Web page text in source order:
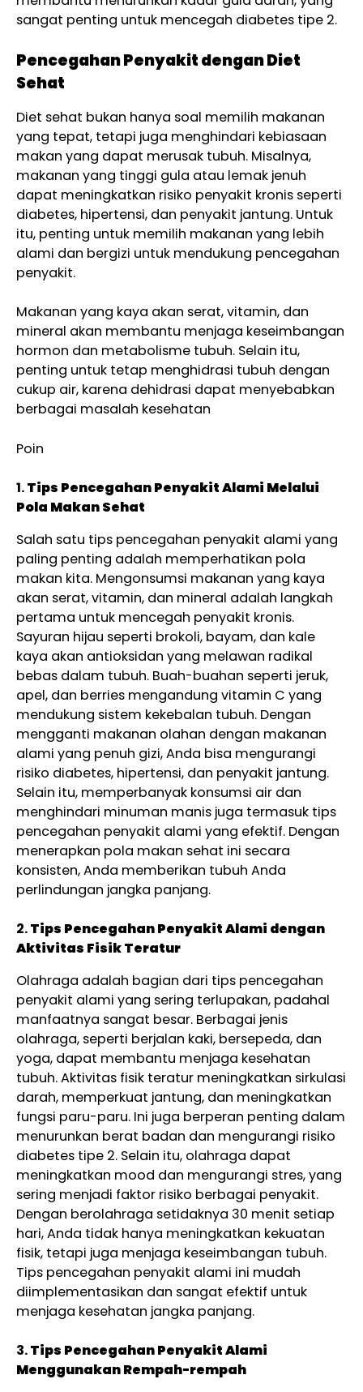
sangat penting untuk mencegah diabetes tipe 2.
Pencegahan Penyakit dengan Diet
Sehat
Diet sehat bukan hanya soal memilih makanan
yang tepat, tetapi juga menghindari kebiasaan
makan yang dapat merusak tubuh. Misalnya,
makanan yang tinggi gula atau lemak jenuh
dapat meningkatkan risiko penyakit kronis seperti
diabetes, hipertensi, dan penyakit jantung. Untuk
itu, penting untuk memilih makanan yang lebih
alami dan bergizi untuk mendukung pencegahan
penyakit.
Makanan yang kaya akan serat, vitamin, dan
mineral akan membantu menjaga keseimbangan
hormon dan metabolisme tubuh. Selain itu,
penting untuk tetap menghidrasi tubuh dengan
cukup air, karena dehidrasi dapat menyebabkan
berbagai masalah kesehatan
Poin
1.Tips Pencegahan Penyakit Alami Melalui
Pola Makan Sehat
Salah satu tips pencegahan penyakit alami yang
paling penting adalah memperhatikan pola
makan kita. Mengonsumsi makanan yang kaya
akan serat, vitamin, dan mineral adalah langkah
pertama untuk mencegah penyakit kronis.
Sayuran hijau seperti brokoli, bayam, dan kale
kaya akan antioksidan yang melawan radikal
bebas dalam tubuh. Buah-buahan seperti jeruk,
apel, dan berries mengandung vitamin C yang
mendukung sistem kekebalan tubuh. Dengan
mengganti makanan olahan dengan makanan
alami yang penuh gizi, Anda bisa mengurangi
risiko diabetes, hipertensi, dan penyakit jantung.
Selain itu, memperbanyak konsumsi air dan
menghindari minuman manis juga termasuk tips
pencegahan penyakit alami yang efektif. Dengan
menerapkan pola makan sehat ini secara
konsisten, Anda memberikan tubuh Anda
perlindungan jangka panjang.
2.Tips Pencegahan Penyakit Alami dengan
Aktivitas Fisik Teratur
Olahraga adalah bagian dari tips pencegahan
penyakit alami yang sering terlupakan, padahal
manfaatnya sangat besar. Berbagai jenis
olahraga, seperti berjalan kaki, bersepeda, dan
yoga, dapat membantu menjaga kesehatan
tubuh. Aktivitas fisik teratur meningkatkan sirkulasi
darah, memperkuat jantung, dan meningkatkan
fungsi paru-paru. Ini juga berperan penting dalam
menurunkan berat badan dan mengurangi risiko
diabetes tipe 2. Selain itu, olahraga dapat
meningkatkan mood dan mengurangi stres, yang
sering menjadi faktor risiko berbagai penyakit.
Dengan berolahraga setidaknya 30 menit setiap
hari, Anda tidak hanya meningkatkan kekuatan
fisik, tetapi juga menjaga keseimbangan tubuh.
Tips pencegahan penyakit alami ini mudah
diimplementasikan dan sangat efektif untuk
menjaga kesehatan jangka panjang.
3.Tips Pencegahan Penyakit Alami
Menggunakan Rempah-rempah